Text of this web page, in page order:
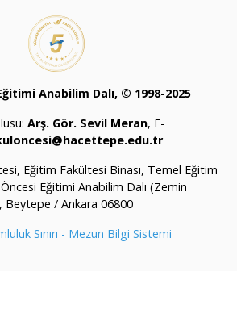
Anabilim Dalı, © 1998-2025
Arş. Gör. Sevil Meran, E-
Eğitim Fakültesi Binası, Temel Eğitim
Eğitimi Anabilim Dalı (Zemin
Beytepe / Ankara 06800
Sınırı - Mezun Bilgi Sistemi